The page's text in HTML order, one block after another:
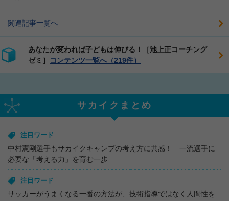
関連記事一覧へ
あなたが変われば子どもは伸びる！［池上正コーチング
ゼミ］
コンテンツ一覧へ（219件）
サカイクまとめ
注目ワード
中村憲剛選手もサカイクキャンプの考え方に共感！ 一流選手に
必要な「考える力」を育む一歩
注目ワード
サッカーがうまくなる一番の方法が、技術指導ではなく人間性を